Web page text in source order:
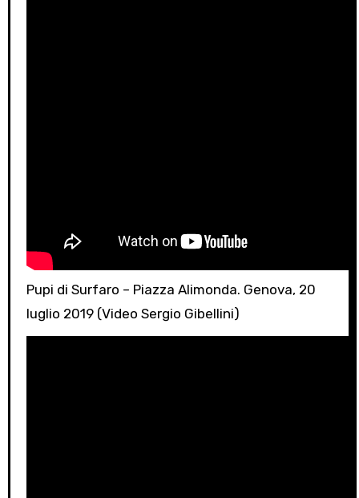
Pupi di Surfaro – Piazza Alimonda. Genova, 20
luglio 2019 (Video Sergio Gibellini)